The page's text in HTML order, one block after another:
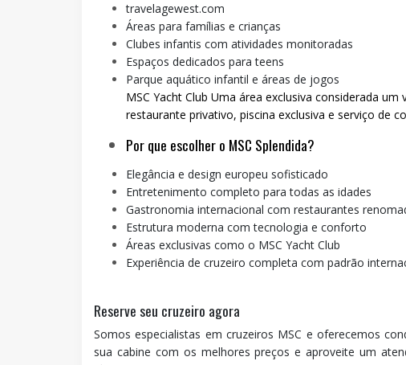
travelagewest.com
Áreas para famílias e crianças
Clubes infantis com atividades monitoradas
Espaços dedicados para teens
Parque aquático infantil e áreas de jogos
MSC Yacht Club Uma área exclusiva considerada
restaurante privativo, piscina exclusiva e serviço de
Por que escolher o MSC Splendida?
Elegância e design europeu sofisticado
Entretenimento completo para todas as idades
Gastronomia internacional com restaurantes
Estrutura moderna com tecnologia e conforto
Áreas exclusivas como o MSC Yacht Club
Experiência de cruzeiro completa com padrão
Reserve seu cruzeiro agora
Somos especialistas em cruzeiros MSC e oferecemos
sua cabine com os melhores preços e aproveite um